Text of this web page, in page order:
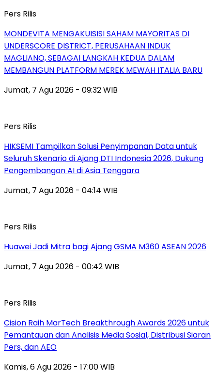
Pers Rilis
MONDEVITA MENGAKUISISI SAHAM MAYORITAS DI
UNDERSCORE DISTRICT, PERUSAHAAN INDUK
MAGLIANO, SEBAGAI LANGKAH KEDUA DALAM
MEMBANGUN PLATFORM MEREK MEWAH ITALIA BARU
Jumat, 7 Agu 2026 - 09:32 WIB
Pers Rilis
HIKSEMI Tampilkan Solusi Penyimpanan Data untuk
Seluruh Skenario di Ajang DTI Indonesia 2026, Dukung
Pengembangan AI di Asia Tenggara
Jumat, 7 Agu 2026 - 04:14 WIB
Pers Rilis
Huawei Jadi Mitra bagi Ajang GSMA M360 ASEAN 2026
Jumat, 7 Agu 2026 - 00:42 WIB
Pers Rilis
Cision Raih MarTech Breakthrough Awards 2026 untuk
Pemantauan dan Analisis Media Sosial, Distribusi Siaran
Pers, dan AEO
Kamis, 6 Agu 2026 - 17:00 WIB